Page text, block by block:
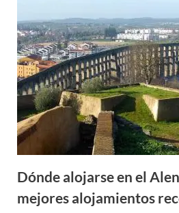
Dónde alojarse en el
mejores alojamientos